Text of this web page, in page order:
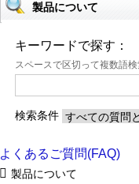
製品について
キーワードで探す：
スペースで区切って複数語
検索条件
よくあるご質問(FAQ)
製品について